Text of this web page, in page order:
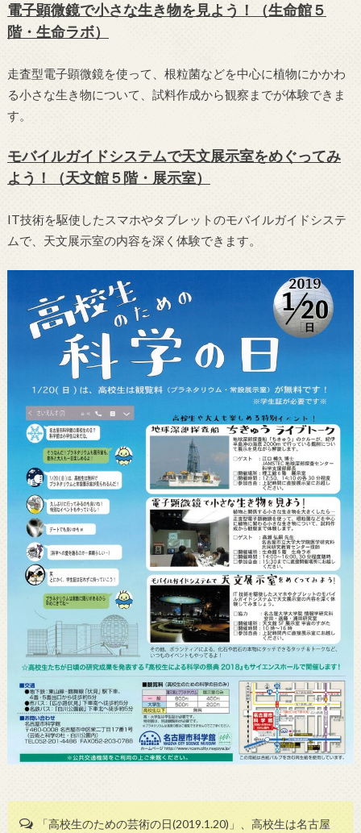
電子顕微鏡で小さな生き物を見よう！（生命館５
階・生命ラボ）
走査型電子顕微鏡を使って、根粒菌などを中心に植物にかかわ
る小さな生き物について、試料作成から観察までが体験できま
す。
モバイルガイドシステムで天文展示室をめぐってみ
よう！（天文館５階・展示室）
IT技術を駆使したスマホやタブレットのモバイルガイドシステ
ムで、天文展示室の内容を深く体験できます。
「高校生のための芸術の日(2019.1.20)」、高校生は名古屋